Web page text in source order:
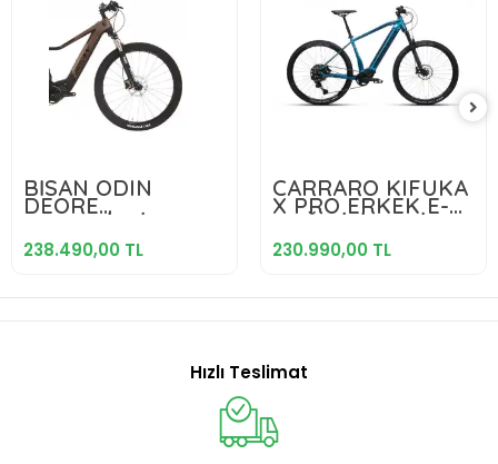
BİSAN ODIN
DEORE
ELEKTRİKLİ ERKEK
DAĞ BİSİKLETİ
43CM HD 29 JANT
KAHVERENGİ
238.490,00 TL
Sepete Ekle
CARRARO KIFUKA
X PRO ERKEK E-
DAĞ BİSİKLETİ 483
HD 29 JANT 11
VİTES DI2
HOLOGRAM
230.990,00 TL
Sepete Ekle
Hızlı Teslimat